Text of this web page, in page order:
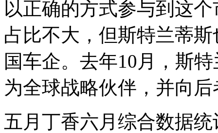
以正确的方式参与到这
占比不大，但斯特兰蒂
国车企。去年10月，斯
为全球战略伙伴，并向
五月丁香六月综合数据